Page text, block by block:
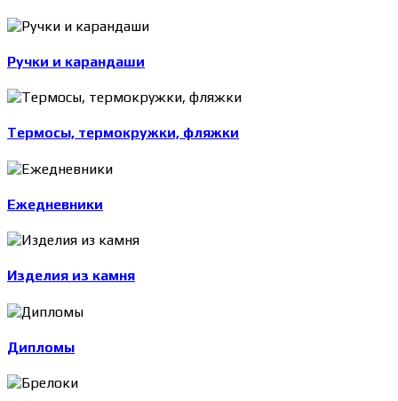
Ручки и карандаши
Термосы, термокружки, фляжки
Ежедневники
Изделия из камня
Дипломы